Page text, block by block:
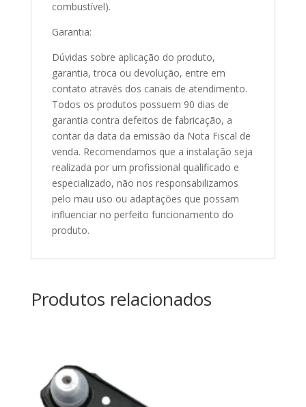
combustível).
Garantia:
Dúvidas sobre aplicação do produto,
garantia, troca ou devolução, entre em
contato através dos canais de atendimento.
Todos os produtos possuem 90 dias de
garantia contra defeitos de fabricação, a
contar da data da emissão da Nota Fiscal de
venda. Recomendamos que a instalação seja
realizada por um profissional qualificado e
especializado, não nos responsabilizamos
pelo mau uso ou adaptações que possam
influenciar no perfeito funcionamento do
produto.
Produtos relacionados